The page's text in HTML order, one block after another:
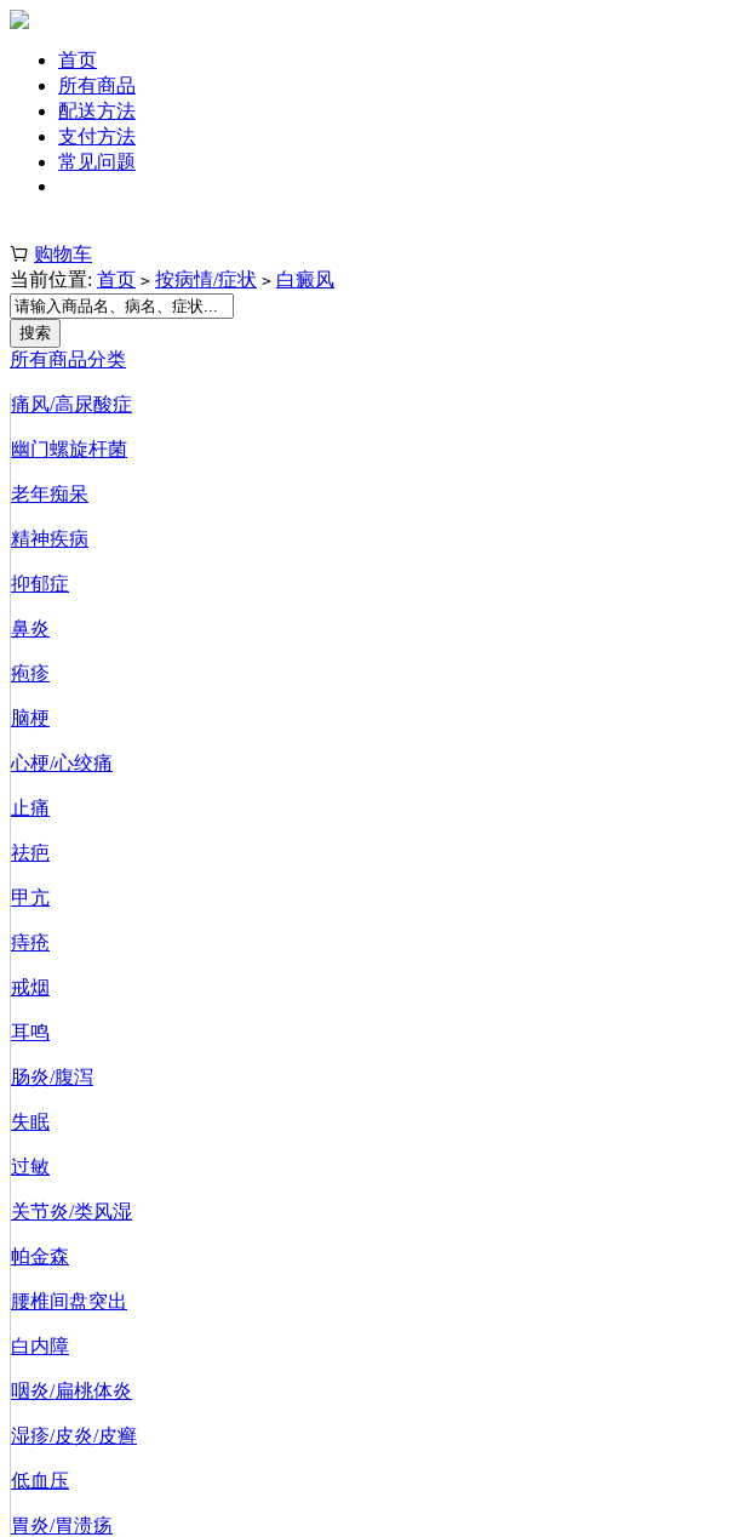
首页
所有商品
配送方法
支付方法
常见问题
购物车
当前位置: 首页 > 按病情/症状 > 白癜风
所有商品分类
痛风/高尿酸症
幽门螺旋杆菌
老年痴呆
精神疾病
抑郁症
鼻炎
疱疹
脑梗
心梗/心绞痛
止痛
祛疤
甲亢
痔疮
戒烟
耳鸣
肠炎/腹泻
失眠
过敏
关节炎/类风湿
帕金森
腰椎间盘突出
白内障
咽炎/扁桃体炎
湿疹/皮炎/皮癣
低血压
胃炎/胃溃疡